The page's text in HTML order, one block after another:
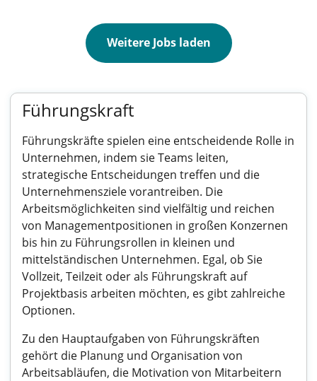
Weitere Jobs laden
Führungskraft
Führungskräfte spielen eine entscheidende Rolle in
Unternehmen, indem sie Teams leiten,
strategische Entscheidungen treffen und die
Unternehmensziele vorantreiben. Die
Arbeitsmöglichkeiten sind vielfältig und reichen
von Managementpositionen in großen Konzernen
bis hin zu Führungsrollen in kleinen und
mittelständischen Unternehmen. Egal, ob Sie
Vollzeit, Teilzeit oder als Führungskraft auf
Projektbasis arbeiten möchten, es gibt zahlreiche
Optionen.
Zu den Hauptaufgaben von Führungskräften
gehört die Planung und Organisation von
Arbeitsabläufen, die Motivation von Mitarbeitern